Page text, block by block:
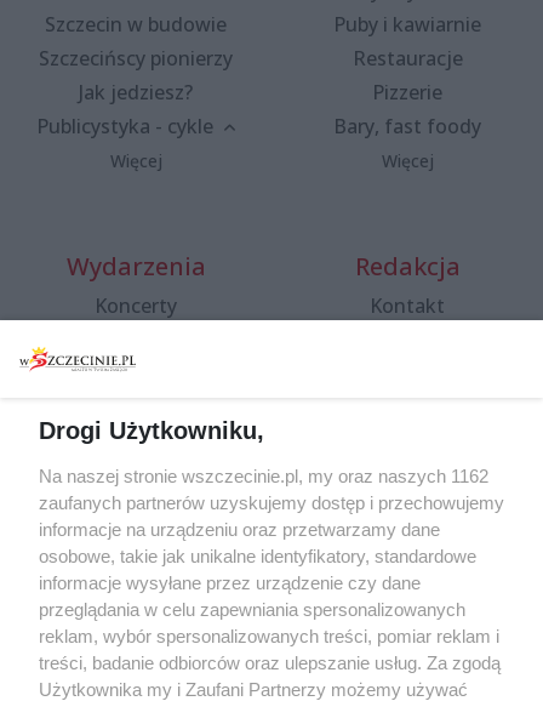
Szczecin w budowie
Szczecińscy pionierzy
Jak jedziesz?
Publicystyka - cykle
Więcej
Puby i kawiarnie
Restauracje
Pizzerie
Bary, fast foody
Więcej
Wydarzenia
Koncerty
Spacery i oprowadzania
targi
Wernisaże
Więcej
Redakcja
Kontakt
Specjalny koncert z okazji
20. urodzin portalu
wSzczecinie.pl
Regulamin konkursów
śniadaniówka "Hej
Szczecin! Jest piątek!"
Drogi Użytkowniku,
Na naszej stronie wszczecinie.pl, my oraz naszych 1162
zaufanych partnerów uzyskujemy dostęp i przechowujemy
informacje na urządzeniu oraz przetwarzamy dane
osobowe, takie jak unikalne identyfikatory, standardowe
informacje wysyłane przez urządzenie czy dane
przeglądania w celu zapewniania spersonalizowanych
reklam, wybór spersonalizowanych treści, pomiar reklam i
treści, badanie odbiorców oraz ulepszanie usług. Za zgodą
Użytkownika my i Zaufani Partnerzy możemy używać